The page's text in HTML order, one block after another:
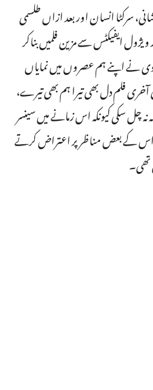
سرکٹا انسان اور بعد ازاں طلسمی
ایفیکٹس سے مزین فلمیں بناکر
نے اپنے ہم عصروں میں نمایاں
فلم دل بھی تیرا ہم بھی تیرے،
سکی کیونکہ اس زمانے میں سینسر
اس کے بعض مناظر پر اعتراض کرتے
تھی۔